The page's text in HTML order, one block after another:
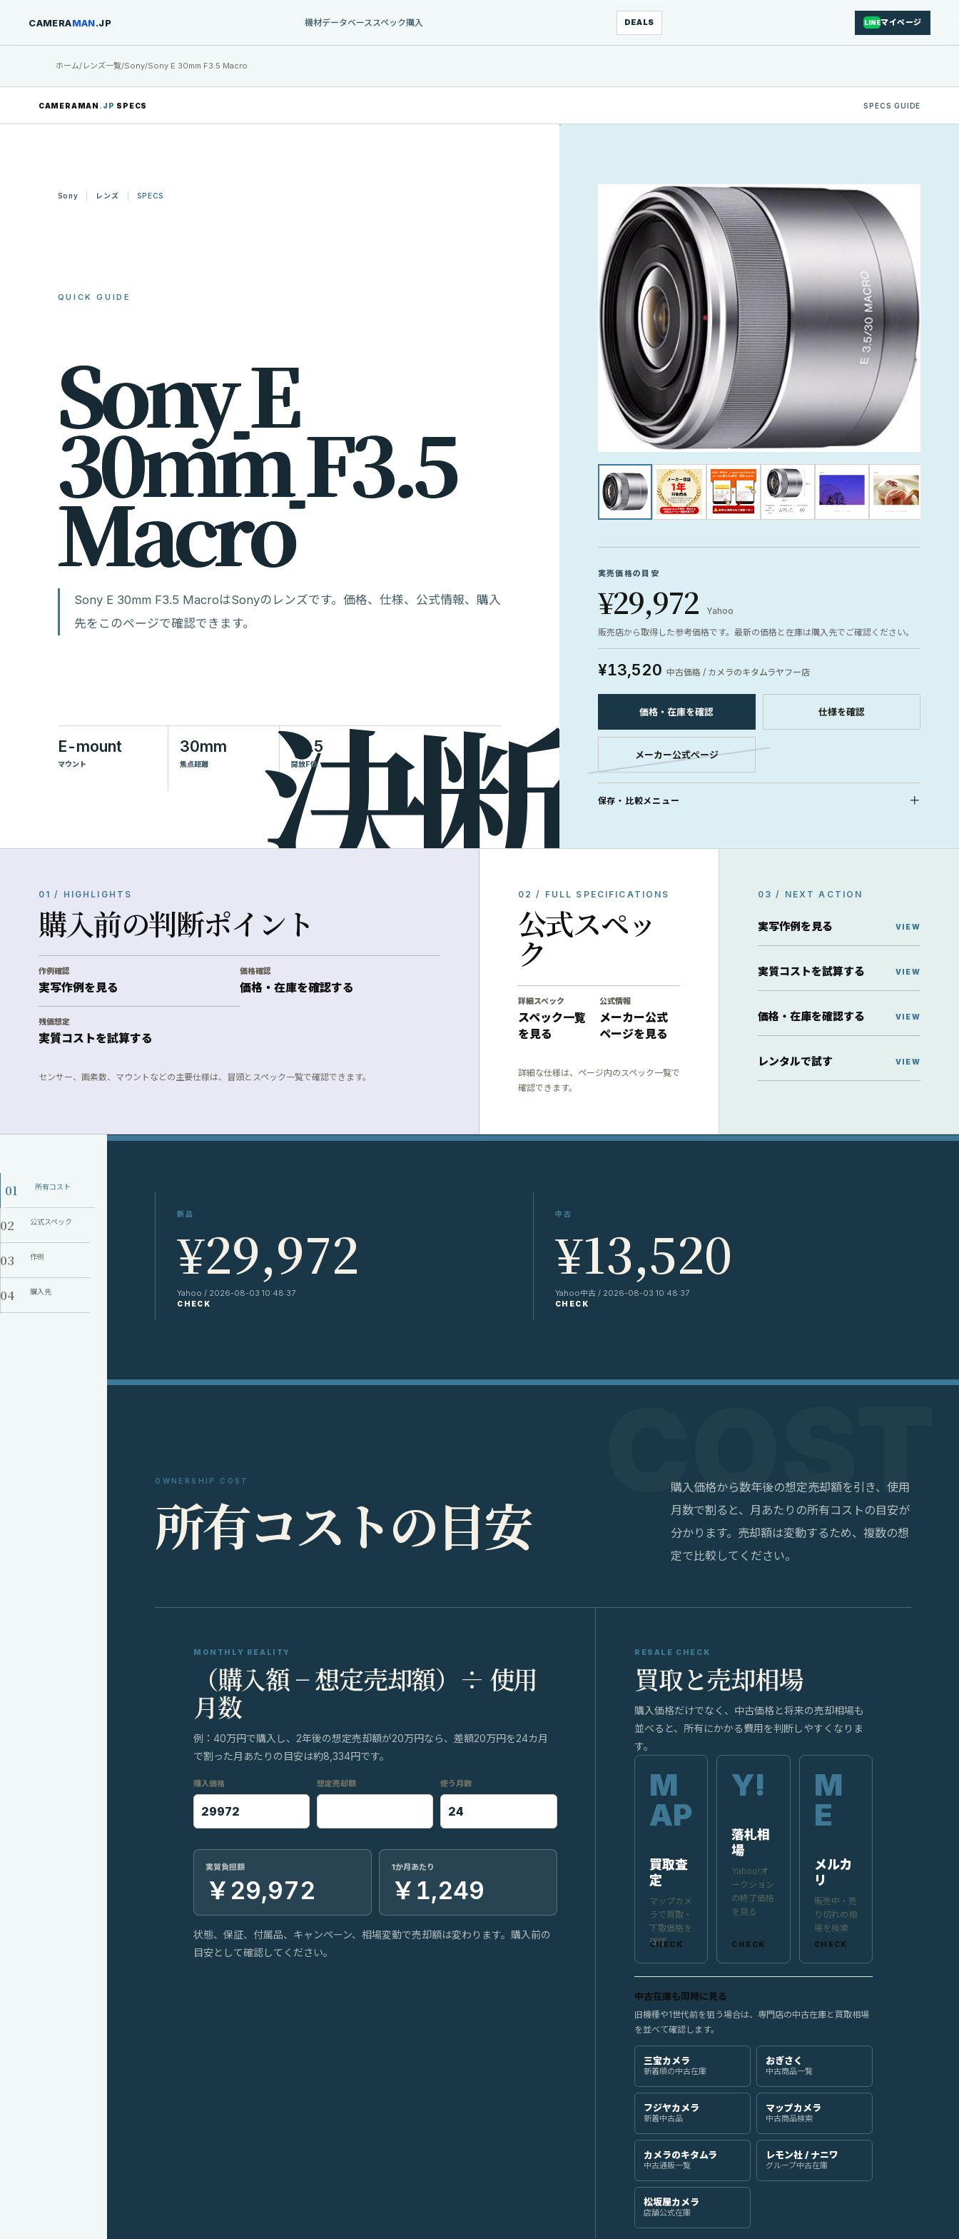
CAMERAMAN.JP 機材データベーススペック購入 DEALS LINEマイページ
ホーム/レンズ一覧/Sony/Sony E 30mm F3.5 Macro
CAMERAMAN .JP SPECS SPECS GUIDE
Sony レンズ SPECS
QUICK GUIDE
SonyE
30mmF3.5
Macro
Sony E 30mm F3.5 MacroはSonyのレンズです。価格、仕様、公式情報、購入
先をこのページで確認できます。
E-mount
マウント
30mm
焦点距離
F3.5
開放F値
実売価格の目安
¥29,972
Yahoo
販売店から取得した参考価格です。最新の価格と在庫は購入先でご確認ください。
¥13,520 中古価格 / カメラのキタムラヤフー店
価格・在庫を確認 仕様を確認
メーカー公式ページ
保存・比較メニュー
01 / HIGHLIGHTS
購入前の判断ポイント
作例確認
実写作例を見る
価格確認
価格・在庫を確認する
残価想定
実質コストを試算する
センサー、画素数、マウントなどの主要仕様は、冒頭とスペック一覧で確認できます。
02 / FULL SPECIFICATIONS
公式スペッ
ク
詳細スペック
スペック一覧
を見る
公式情報
メーカー公式
ページを見る
詳細な仕様は、ページ内のスペック一覧で
確認できます。
03 / NEXT ACTION
実写作例を見る
実質コストを試算する
価格・在庫を確認する
レンタルで試す
01 所有コスト
02 公式スペック
03 作例
04 購入先
新品
¥29,972
Yahoo / 2026-08-03 10:48:37
CHECK
中古
¥13,520
Yahoo中古 / 2026-08-03 10:48:37
CHECK
OWNERSHIP COST
所有コス トの目安
購入価格から数年後の想定売却額を引き、使用
月数で割ると、月あたりの所有コストの目安が
分かります。売却額は変動するため、複数の想
定で比較してください。
MONTHLY REALITY
（購入額 − 想定売却額）÷ 使用
月数
例：40万円で購入し、2年後の想定売却額が20万円なら、差額20万円を24カ月
で割った月あたりの目安は約8,334円です。
購入価格 想定売却額 使う月数
実質負担額
￥29,972
1か月あたり
￥1,249
状態、保証、付属品、キャンペーン、相場変動で売却額は変わります。購入前の
目安として確認してください。
RESALE CHECK
買取と売却相場
購入価格だけでなく、中古価格と将来の売却相場も
並べると、所有にかかる費用を判断しやすくなりま
す。
買取査
定
マップカメ
ラで買取・
下取価格を
確認
落札相
場
Yahoo!オ
ークション
の終了価格
を見る
メルカ
リ
販売中・売
り切れの相
場を検索
中古在庫も同時に見る
旧機種や1世代前を狙う場合は、専門店の中古在庫と買取相場
を並べて確認します。
三宝カメラ
新着順の中古在庫
おぎさく
中古商品一覧
フジヤカメラ
新着中古品
マップカメラ
中古商品検索
カメラのキタムラ
中古通販一覧
レモン社 / ナニワ
グループ中古在庫
松坂屋カメラ
店舗公式在庫